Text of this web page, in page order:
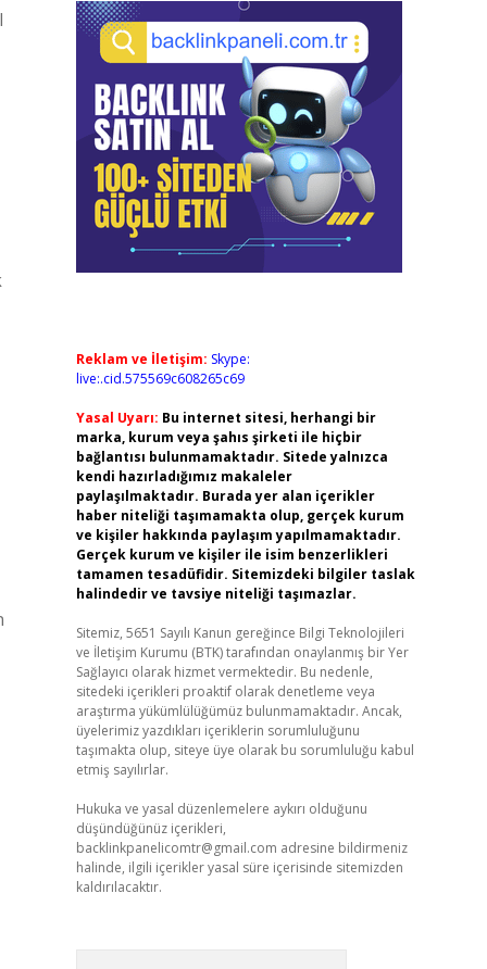
Reklam ve İletişim: Skype:
live:.cid.575569c608265c69
Yasal Uyarı: Bu internet sitesi, herhangi bir
marka, kurum veya şahıs şirketi ile hiçbir
bağlantısı bulunmamaktadır. Sitede yalnızca
kendi hazırladığımız makaleler
paylaşılmaktadır. Burada yer alan içerikler
haber niteliği taşımamakta olup, gerçek kurum
ve kişiler hakkında paylaşım yapılmamaktadır.
Gerçek kurum ve kişiler ile isim benzerlikleri
tamamen tesadüfidir. Sitemizdeki bilgiler taslak
halindedir ve tavsiye niteliği taşımazlar.
Sitemiz, 5651 Sayılı Kanun gereğince Bilgi Teknolojileri
ve İletişim Kurumu (BTK) tarafından onaylanmış bir Yer
Sağlayıcı olarak hizmet vermektedir. Bu nedenle,
sitedeki içerikleri proaktif olarak denetleme veya
araştırma yükümlülüğümüz bulunmamaktadır. Ancak,
üyelerimiz yazdıkları içeriklerin sorumluluğunu
taşımakta olup, siteye üye olarak bu sorumluluğu kabul
etmiş sayılırlar.
Hukuka ve yasal düzenlemelere aykırı olduğunu
düşündüğünüz içerikleri,
backlinkpanelicomtr@gmail.com adresine bildirmeniz
halinde, ilgili içerikler yasal süre içerisinde sitemizden
kaldırılacaktır.